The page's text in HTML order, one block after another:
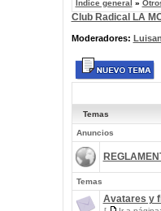
Índice general »
Club Radical LA
Moderadores: Luisan
Temas
Anuncios
Temas
Avatares y